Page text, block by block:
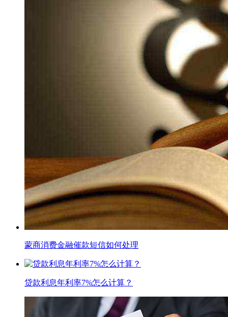
蒙商消费金融催款短信如何处理
贷款利息年利率7%怎么计算？